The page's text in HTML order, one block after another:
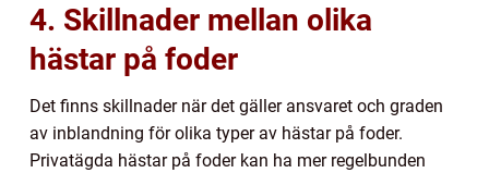
4. Skillnader mellan olika
hästar på foder
Det finns skillnader när det gäller ansvaret och graden
av inblandning för olika typer av hästar på foder.
Privatägda hästar på foder kan ha mer regelbunden